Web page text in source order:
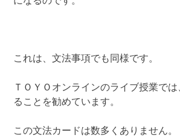
これは、文法事項でも同様です。
ＴＯＹＯオンラインのライブ授業で
ることを勧めています。
この文法カードは数多くありません。